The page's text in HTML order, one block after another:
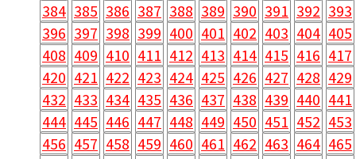
384 385 386 387 388 389 390 391 392 393
396 397 398 399 400 401 402 403 404 405
408 409 410 411 412 413 414 415 416 417
420 421 422 423 424 425 426 427 428 429
432 433 434 435 436 437 438 439 440 441
444 445 446 447 448 449 450 451 452 453
456 457 458 459 460 461 462 463 464 465